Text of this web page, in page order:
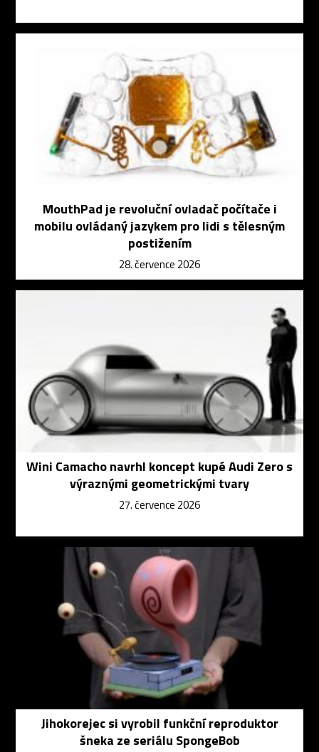
MouthPad je revoluční ovladač počítače i
mobilu ovládaný jazykem pro lidi s tělesným
postižením
28. července 2026
Wini Camacho navrhl koncept kupé Audi Zero s
výraznými geometrickými tvary
27. července 2026
Jihokorejec si vyrobil funkční reproduktor
šneka ze seriálu SpongeBob